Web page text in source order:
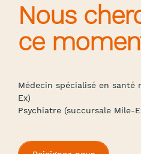
Nous
ce
Médecin spécialisé en santé
Ex)
Psychiatre (succursale Mile-